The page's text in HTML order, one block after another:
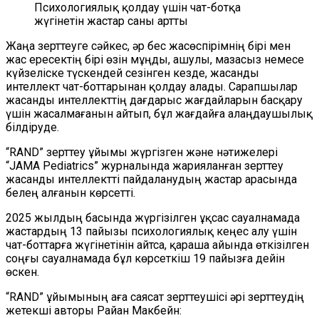
Психологиялық қолдау үшін чат-ботқа
жүгінетін жастар саны артты
Жаңа зерттеуге сәйкес, әр бес жасөспірімнің бірі мен
жас ересектің бірі өзін мұңды, ашулы, мазасыз немесе
күйзеліске түскендей сезінген кезде, жасанды
интеллект чат-боттарынан қолдау алады. Сарапшылар
жасанды интеллекттің дағдарыс жағдайларын басқару
үшін жасалмағанын айтып, бұл жағдайға алаңдаушылық
білдіруде.
“RAND” зерттеу ұйымы жүргізген және нәтижелері
“JAMA Pediatrics” журналында жарияланған зерттеу
жасанды интеллектті пайдаланудың жастар арасында
белең алғанын көрсетті.
2025 жылдың басында жүргізілген ұқсас сауалнамада
жастардың 13 пайызы психологиялық кеңес алу үшін
чат-боттарға жүгінетінін айтса, қараша айында өткізілген
соңғы сауалнамада бұл көрсеткіш 19 пайызға дейін
өскен.
“RAND” ұйымының аға саясат зерттеушісі әрі зерттеудің
жетекші авторы Райан Макбейн: